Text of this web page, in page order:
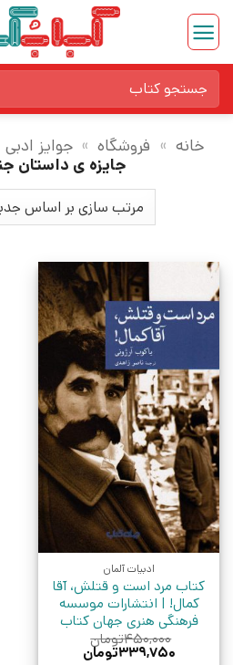
Skip
content
برای:
خانه » فروشگاه » جوایز ادبی
جایزه ی داستان
ادبیات آلمان
کتاب مرد است و قتلش، آقا
کمال! | انتشارات موسسه
فرهنگی هنری جهان کتاب
۴۵۰,۰۰۰تومان
قیمت
۳۳۹,۷۵۰تومان